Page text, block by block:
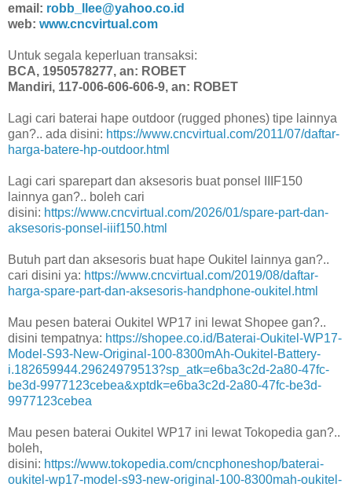
email: robb_llee@yahoo.co.id
web: www.cncvirtual.com
Untuk segala keperluan transaksi:
BCA, 1950578277, an: ROBET
Mandiri, 117-006-606-606-9, an: ROBET
Lagi cari baterai hape outdoor (rugged phones) tipe lainnya
gan?.. ada disini: https://www.cncvirtual.com/2011/07/daftar-
harga-batere-hp-outdoor.html
Lagi cari sparepart dan aksesoris buat ponsel IIIF150
lainnya gan?.. boleh cari
disini: https://www.cncvirtual.com/2026/01/spare-part-dan-
aksesoris-ponsel-iiif150.html
Butuh part dan aksesoris buat hape Oukitel lainnya gan?..
cari disini ya: https://www.cncvirtual.com/2019/08/daftar-
harga-spare-part-dan-aksesoris-handphone-oukitel.html
Mau pesen baterai Oukitel WP17 ini lewat Shopee gan?..
disini tempatnya: https://shopee.co.id/Baterai-Oukitel-WP17-
Model-S93-New-Original-100-8300mAh-Oukitel-Battery-
i.182659944.29624979513?sp_atk=e6ba3c2d-2a80-47fc-
be3d-9977123cebea&xptdk=e6ba3c2d-2a80-47fc-be3d-
9977123cebea
Mau pesen baterai Oukitel WP17 ini lewat Tokopedia gan?..
boleh,
disini: https://www.tokopedia.com/cncphoneshop/baterai-
oukitel-wp17-model-s93-new-original-100-8300mah-oukitel-